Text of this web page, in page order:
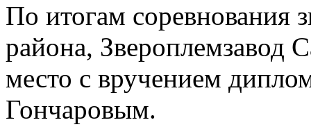
По итогам соревнования
района, Звероплемзавод
место с вручением
Гончаровым.